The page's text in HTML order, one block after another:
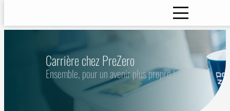
Carrière chez PreZero
Ensemble, pour un avenir plus propre !